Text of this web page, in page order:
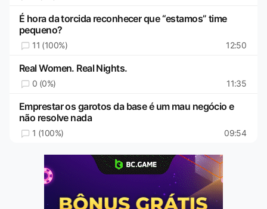
É hora da torcida reconhecer que “estamos” time
pequeno?
11 (100%) 12:50
Real Women. Real Nights.
0 (0%) 11:35
Emprestar os garotos da base é um mau negócio e
não resolve nada
1 (100%) 09:54